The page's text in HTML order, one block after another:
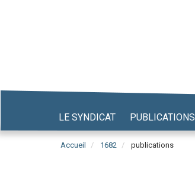
LE SYNDICAT PUBLICATIONS
Accueil 1682 publications